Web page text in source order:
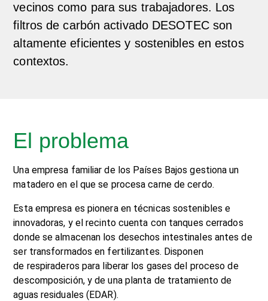
vecinos como para sus trabajadores. Los
filtros de carbón activado DESOTEC son
altamente eficientes y sostenibles en estos
contextos.
El problema
Una empresa familiar de los Países Bajos gestiona un
matadero en el que se procesa carne de cerdo.
Esta empresa es pionera en técnicas sostenibles e
innovadoras, y el recinto cuenta con tanques cerrados
donde se almacenan los desechos intestinales antes de
ser transformados en fertilizantes. Disponen
de respiraderos para liberar los gases del proceso de
descomposición, y de una planta de tratamiento de
aguas residuales (EDAR).